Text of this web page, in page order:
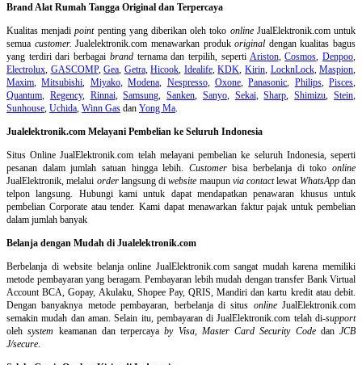
Brand Alat Rumah Tangga Original dan Terpercaya
Kualitas menjadipointpenting yang diberikan oleh toko onlineJualElektronik.com untuk
semua customer. Jualelektronik.com menawarkan produkoriginal dengan kualitas bagus
yang terdiri dari berbagai brandternama dan terpilih, seperti Ariston,Cosmos,Denpoo,
Electrolux, GASCOMP,Gea, Getra,Hicook, Idealife,KDK, Kirin, LocknLock,Maspion,
Maxim,Mitsubishi, Miyako,Modena, Nespresso, Oxone,Panasonic, Philips, Pisces,
Quantum, Regency, Rinnai,Samsung,Sanken, Sanyo, Sekai,Sharp,Shimizu,Stein,
Sunhouse, Uchida, Winn Gas dan Yong Ma.
Jualelektronik.com Melayani Pembelian ke Seluruh Indonesia
Situs Online JualElektronik.com telah melayani pembelian ke seluruh Indonesia, seperti
pesanan dalam jumlah satuan hingga lebih. Customerbisa berbelanja di tokoonline
JualElektronik, melalui orderlangsung diwebsite maupun via contactlewat WhatsAppdan
telpon langsung. Hubungi kami untuk dapat mendapatkan penawaran khusus untuk
pembelian Corporate atau tender. Kami dapat menawarkan faktur pajak untuk pembelian
dalam jumlah banyak
Belanja dengan Mudah di Jualelektronik.com
Berbelanja diwebsite belanja online JualElektronik.com sangat mudah karena memiliki
metode pembayaran yang beragam. Pembayaran lebih mudah dengan transfer Bank Virtual
Account BCA, Gopay, Akulaku, Shopee Pay, QRIS, Mandiri dan kartu kredit atau debit.
Dengan banyaknya metode pembayaran, berbelanja di situs onlineJualElektronik.com
semakin mudah dan aman. Selain itu, pembayaran di JualElektronik.com telah di-support
olehsystem keamanan dan terpercayaby Visa, Master Card Security Codedan JCB
J/secure.